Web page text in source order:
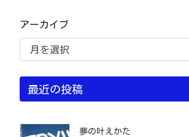
アーカイブ
最近の投稿
夢の叶えかた